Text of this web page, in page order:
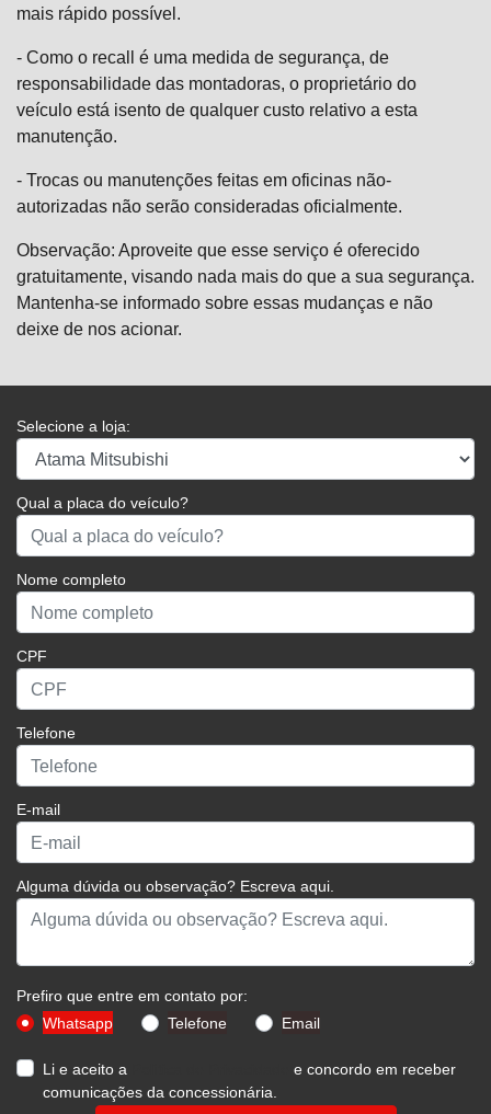
mais rápido possível.
- Como o recall é uma medida de segurança, de
responsabilidade das montadoras, o proprietário do
veículo está isento de qualquer custo relativo a esta
manutenção.
- Trocas ou manutenções feitas em oficinas não-
autorizadas não serão consideradas oficialmente.
Observação: Aproveite que esse serviço é oferecido
gratuitamente, visando nada mais do que a sua segurança.
Mantenha-se informado sobre essas mudanças e não
deixe de nos acionar.
Selecione a loja:
Qual a placa do veículo?
Nome completo
CPF
Telefone
E-mail
Alguma dúvida ou observação? Escreva aqui.
Prefiro que entre em contato por:
Whatsapp
Telefone Email
Li e aceito a
e concordo em receber
comunicações da concessionária.